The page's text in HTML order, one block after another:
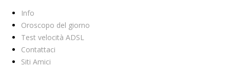
Info
Oroscopo del giorno
Test velocità ADSL
Contattaci
Siti Amici